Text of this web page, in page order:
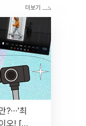
?⋯'최
오! [솔